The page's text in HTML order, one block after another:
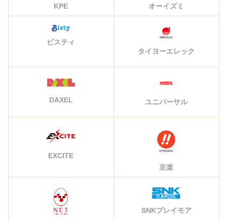
KPE オーイズミ
ビスティ
タイヨーエレック
DAXEL ユニバーサル
EXCITE
京楽
SNKプレイモア